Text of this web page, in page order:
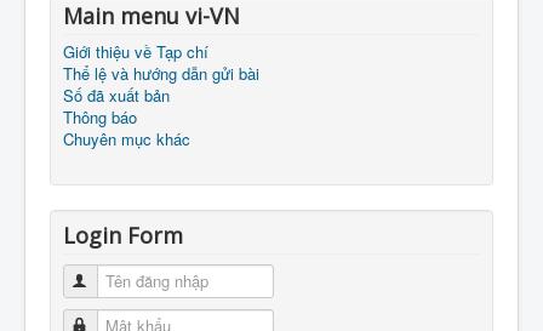
Main menu vi-VN
Giới thiệu về Tạp chí
Thể lệ và hướng dẫn gửi bài
Số đã xuất bản
Thông báo
Chuyên mục khác
Login Form
Tên đăng nhập
Mật khẩu